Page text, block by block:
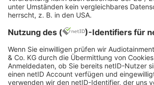
Wenn du mehr als den
verdienst, kann sich eine
Azubislohnen.